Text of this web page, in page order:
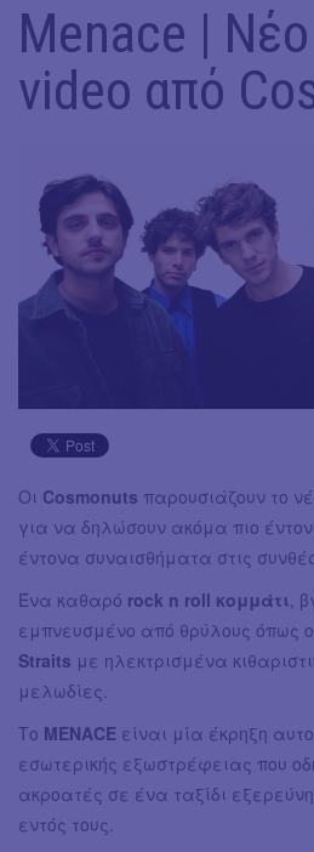
Menace |
video από
Οι Cosmonuts παρουσιάζουν το
για να δηλώσουν ακόμα πιο
έντονα συναισθήματα στις
Ένα καθαρό rock n roll κομμάτι ,
εμπνευσμένο από θρύλους όπως
Straits με ηλεκτρισμένα
μελωδίες.
Το MENACE είναι μία έκρηξη
εσωτερικής εξωστρέφειας που
ακροατές σε ένα ταξίδι
εντός τους.